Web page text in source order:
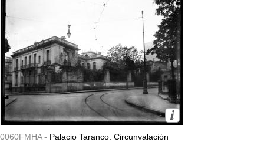
0060FMHA - Palacio Taranco. Circunvalación